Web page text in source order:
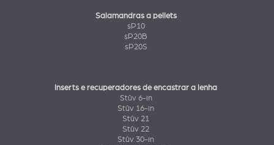
Salamandras a pellets
sP10
sP20B
sP20S
Inserts e recuperadores de encastrar a lenha
Stûv 6-in
Stûv 16-in
Stûv 21
Stûv 22
Stûv 30-in